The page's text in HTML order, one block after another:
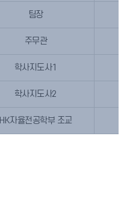
팀장
주무관
학사지도사1
학사지도사2
HK자율전공학부 조교